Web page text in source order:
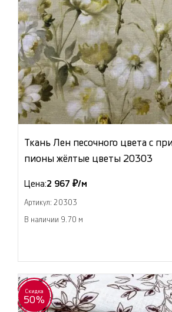
Ткань Лен песочного цвета с
пионы жёлтые цветы 20303
Цена:2 967 ₽/м
Артикул: 20303
В наличии 9.70 м
Скидка
50%